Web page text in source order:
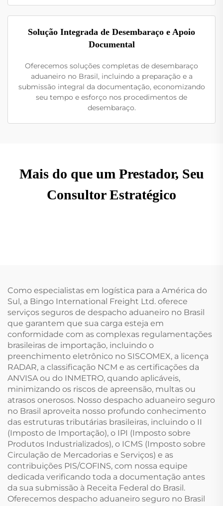
Solução Integrada de Desembaraço e Apoio
Documental
Oferecemos soluções completas de desembaraço
aduaneiro no Brasil, incluindo a preparação e a
submissão integral da documentação, economizando
seu tempo e esforço nos procedimentos de
desembaraço.
Mais do que um Prestador, Seu
Consultor Estratégico
Como especialistas em logística para a América do
Sul, a Bingo International Freight Ltd. oferece
serviços seguros de despacho aduaneiro no Brasil
que garantem que sua carga esteja em
conformidade com as complexas regulamentações
brasileiras de importação, incluindo o
preenchimento eletrônico no SISCOMEX, a licença
RADAR, a classificação NCM e as certificações da
ANVISA ou do INMETRO, quando aplicáveis,
minimizando os riscos de apreensão, multas ou
atrasos onerosos. Nosso despacho aduaneiro seguro
no Brasil aproveita nosso profundo conhecimento
das estruturas tributárias brasileiras, incluindo o II
(Imposto de Importação), o IPI (Imposto sobre
Produtos Industrializados), o ICMS (Imposto sobre
Circulação de Mercadorias e Serviços) e as
contribuições PIS/COFINS, com nossa equipe
dedicada verificando toda a documentação antes
da sua submissão à Receita Federal do Brasil.
Oferecemos despacho aduaneiro seguro no Brasil